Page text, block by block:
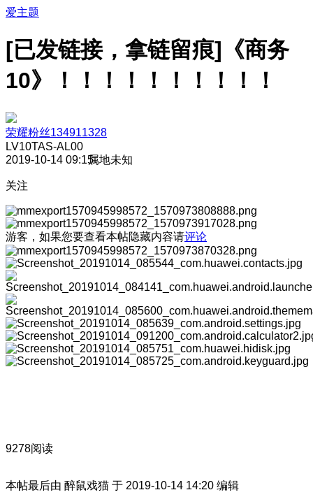
爱主题
[已发链接，拿链留痕]《商务
10》！！！！！！！！！！
荣耀粉丝134911328
LV10TAS-AL00
2019-10-14 09:15属地未知
关注
游客，如果您要查看本帖隐藏内容请评论
9278阅读
本帖最后由 醉鼠戏猫 于 2019-10-14 14:20 编辑